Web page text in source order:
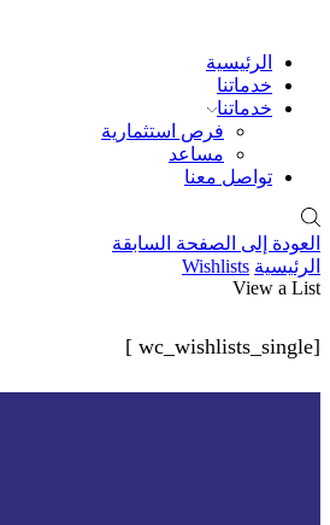
الرئيسية
خدماتنا
خدماتنا
فرص استثمارية
مساعد
تواصل معنا
العودة إلى الصفحة السابقة
الرئيسية Wishlists
View a List
[wc_wishlists_single ]